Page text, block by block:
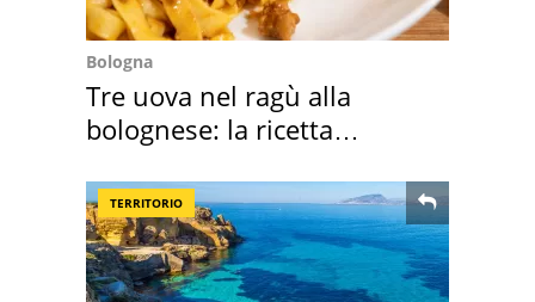
Bologna
Tre uova nel ragù alla
bolognese: la ricetta
TERRITORIO